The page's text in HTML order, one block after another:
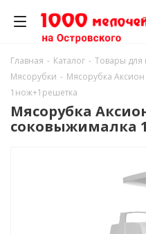
Главная - Каталог - Товары для
Мясорубки - Мясорубка
1нож+1решетка
Мясорубка
соковыжималка